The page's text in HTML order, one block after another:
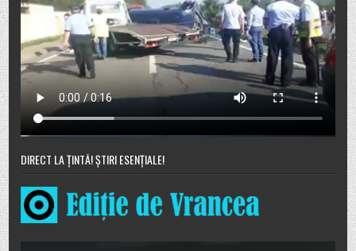
DIRECT LA ȚINTĂ! ȘTIRI ESENȚIALE!